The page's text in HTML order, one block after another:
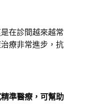
在診間越來越常
療非常進步，抗
準醫療，可幫助